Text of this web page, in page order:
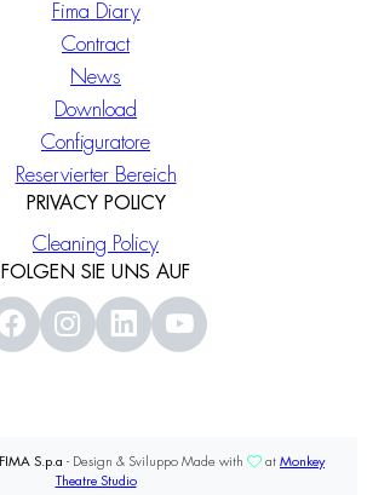
Fima Diary
Contract
News
Download
Configuratore
Reservierter Bereich
PRIVACY POLICY
Cleaning Policy
FOLGEN SIE UNS AUF
FIMA S.p.a - Design & Sviluppo Made with at Monkey
Theatre Studio